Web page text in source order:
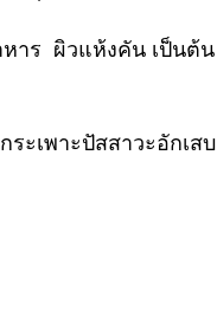
หาร ผิวแห้งคัน เป็นต้น
ะเพาะปัสสาวะอักเสบ